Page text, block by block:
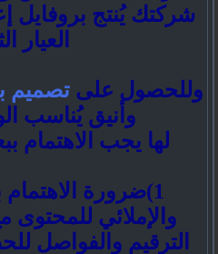
شركتك يُنتج بروفايل
العيار
وللحصول علىتصميم
وأنيق يُناسب
لها يجب الاهتمام
1)ضرورة الاهتمام
والإملائي للمحتوى
الترقيم والفواصل